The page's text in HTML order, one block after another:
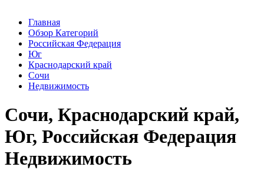
Главная
Обзор Категорий
Российская Федерация
Юг
Краснодарский край
Сочи
Недвижимость
Сочи, Краснодарский край,
Юг, Российская Федерация
Недвижимость